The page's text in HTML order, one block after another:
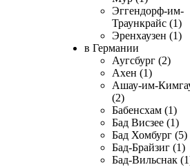
Эггендорф-им-
Траункрайс (1)
Эренхаузен (1)
в Германии
Аугсбург (2)
Ахен (1)
Ашау-им-
(2)
Бабенсхам (1)
Бад Висзее (1)
Бад Хомбург (5)
Бад-Брайзиг (1)
Бад-Вильснак